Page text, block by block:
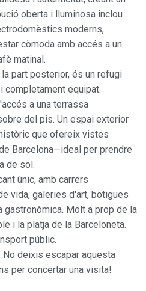
oberta i lluminosa inclou
moderns,
còmoda amb accés a un
matinal.
part posterior, és un refugi
completament equipat.
a una terrassa
del pis. Un espai exterior
que ofereix vistes
Barcelona—ideal per prendre
de sol.
únic, amb carrers
vida, galeries d'art, botigues
gastronòmica. Molt a prop de la
i la platja de la Barceloneta.
públic.
deixis escapar aquesta
per concertar una visita!